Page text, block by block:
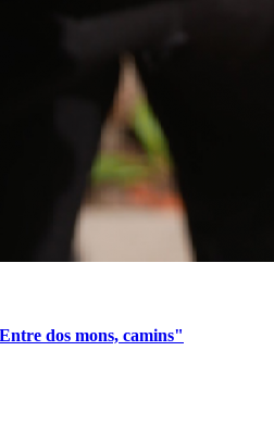
dos mons, camins"